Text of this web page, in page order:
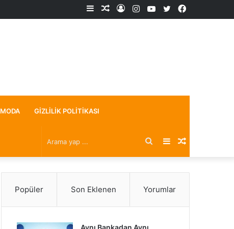
Facebook
X
YouTube
Instagram
Kayıt
Rastgele
Kenar
MODA GIZLILIK POLITIKASI
Rastgele
Makale
Kenar
Bölmesi
Arama
yap
Popüler Son Eklenen Yorumlar
Aynı Bankadan Aynı